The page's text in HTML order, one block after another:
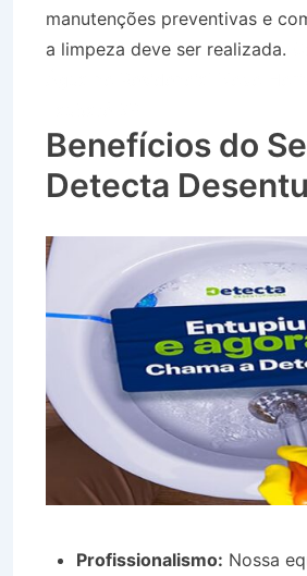
manutenções preventivas e
a limpeza deve ser realizada.
Benefícios do
Detecta
Profissionalismo: Nossa